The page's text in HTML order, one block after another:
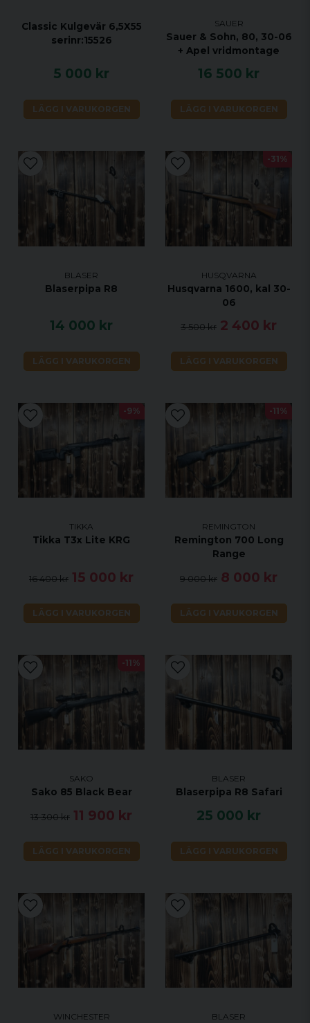
Classic Kulgevär 6,5X55
serinr:15526
5 000 kr
LÄGG I VARUKORGEN
SAUER
Sauer & Sohn, 80, 30-06
+ Apel vridmontage
16 500 kr
LÄGG I VARUKORGEN
BLASER
Blaserpipa R8
14 000 kr
LÄGG I VARUKORGEN
HUSQVARNA
Husqvarna 1600, kal 30-
06
3 500 kr 2 400 kr
LÄGG I VARUKORGEN
-31%
TIKKA
Tikka T3x Lite KRG
16 400 kr 15 000 kr
LÄGG I VARUKORGEN
-9%
REMINGTON
Remington 700 Long
Range
9 000 kr 8 000 kr
LÄGG I VARUKORGEN
-11%
SAKO
Sako 85 Black Bear
13 300 kr 11 900 kr
LÄGG I VARUKORGEN
-11%
BLASER
Blaserpipa R8 Safari
25 000 kr
LÄGG I VARUKORGEN
WINCHESTER BLASER